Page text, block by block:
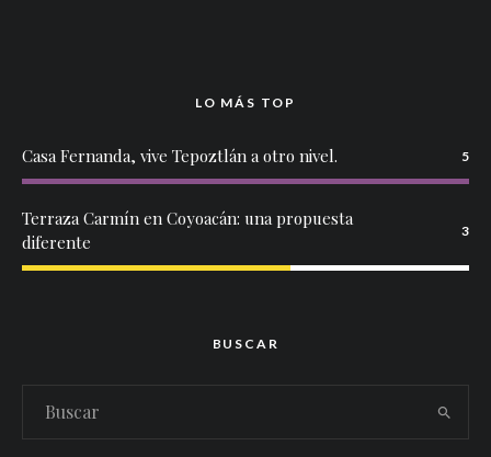
LO MÁS TOP
Casa Fernanda, vive Tepoztlán a otro nivel. 5
Terraza Carmín en Coyoacán: una propuesta
diferente
3
BUSCAR